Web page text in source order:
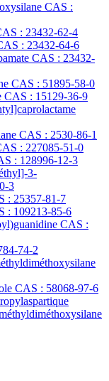
CAS :
: 23432-62-4
: 23432-64-6
CAS : 23432-
CAS : 51895-58-0
CAS : 15129-36-9
CAS : 2530-86-1
: 227085-51-0
: 128996-12-3
3-
3
: 25357-81-7
: 109213-85-6
CAS :
74-2
CAS : 58068-97-6